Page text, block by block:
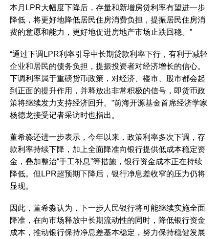
本月LPR大幅度下降后，存量和新增房贷利率有望进一步
降低，将更好地降低居民住房消费负担，提振居民住房消
费的意愿和能力，更好地促进房地产市场止跌回稳。”
“通过下调LPR利率引导中长期贷款利率下行，有利于减轻
企业和居民的债务负担，提振投资者对经济增长的信心。
下调利率属于重磅货币政策，对经济、楼市、股市都会起
到正面的提升作用，并释放出非常积极的信号，即货币政
策将继续发力支持经济回升。”前海开源基金首席经济学家
杨德龙接受记者采访时也指出。
董希淼还进一步表示，今年以来，政策利率多次下调，存
款利率持续下降，加上全面降准向银行提供低成本稳定资
金，叠加整治“手工补息”等措施，银行资金成本正在持续
降低。但LPR超预期下降后，银行净息差收窄的压力仍将
显现。
因此，董希淼认为，下一步人民银行将可能继续实施全面
降准，在向市场释放中长期流动性的同时，降低银行资金
成本，推动银行保持净息差基本稳定，努力保持稳健发展